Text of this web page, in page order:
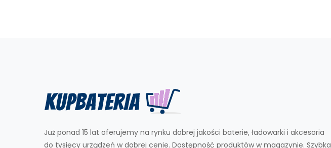
Już ponad 15 lat oferujemy na rynku dobrej jakości baterie, ładowarki i akcesoria
do tysięcy urządzeń w dobrej cenie. Dostępność produktów w magazynie. Szybka